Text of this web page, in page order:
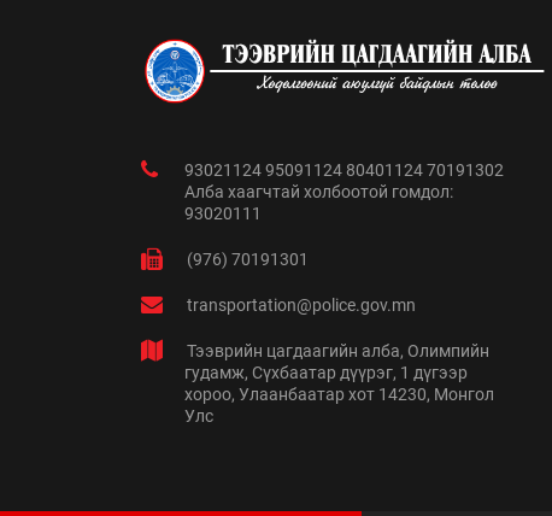
93021124 95091124 80401124 70191302
Алба хаагчтай холбоотой гомдол:
93020111
(976) 70191301
transportation@police.gov.mn
Тээврийн цагдаагийн алба, Олимпийн
гудамж, Сүхбаатар дүүрэг, 1 дүгээр
хороо, Улаанбаатар хот 14230, Монгол
Улс